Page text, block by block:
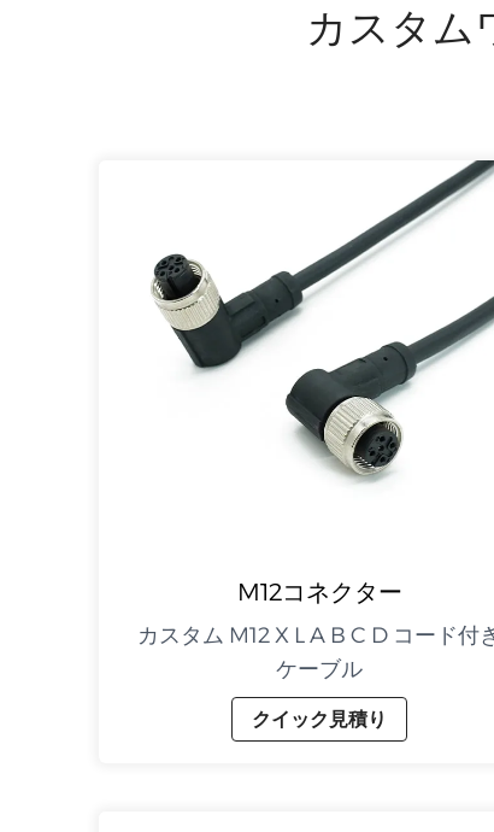
カスタム
M12コネクター
カスタム M12 X L A B C D コード付
ケーブル
クイック見積り